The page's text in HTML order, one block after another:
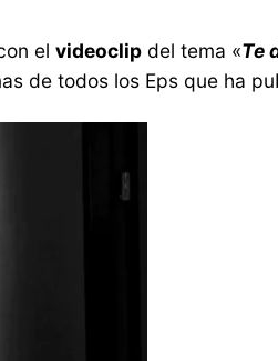
el videoclip del tema «Te
de todos los Eps que ha